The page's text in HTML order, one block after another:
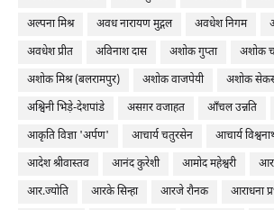
अल्पना मिश्र
अवध नारायण मुद्गल अवधेश निगम
अवधेश प्रीत
अविनाश दास अशोक गुप्ता अशोक
अशोक मिश्र (बलरामपुर)
अशोक वाजपेयी अशोक
अश्विनी भिड़े-देशपांडे
असग़र वजाहत आँचल उन्नति
आकृति विज्ञा 'अर्पण'
आचार्य चतुरसेन
आचार्य
आदेश श्रीवास्तव
आनंद कुरेशी आमोद महेश्वरी आर
आर.ज्योति
आरके सिन्हा आरजे रौनक आराधना